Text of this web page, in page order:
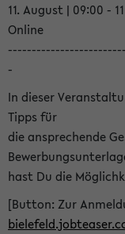
11. August | 09:00 -
Online
-
In dieser
Tipps für
die ansprechende
hast Du die
[Button: Zur